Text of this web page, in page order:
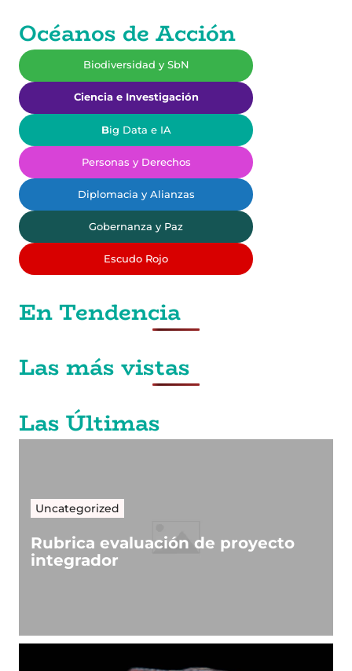
Océanos de Acción
Biodiversidad y SbN
Ciencia e Investigación
Big Data e IA
Personas y Derechos
Diplomacia y Alianzas
Gobernanza y Paz
Escudo Rojo
En Tendencia
Las más vistas
Las Últimas
Uncategorized
Rubrica evaluación de proyecto
integrador